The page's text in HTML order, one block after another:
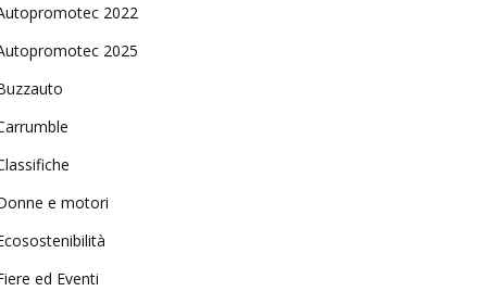
2022
2025
e motori
ed Eventi